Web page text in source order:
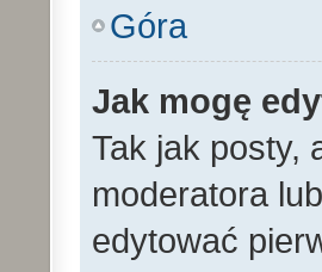
Góra
Jak mogę
Tak jak posty,
moderatora
edytować